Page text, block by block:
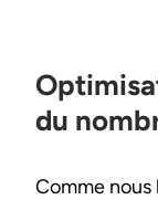
du
Comme nous